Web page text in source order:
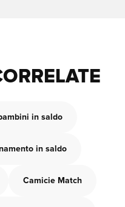
in saldo
in saldo
Camicie Match